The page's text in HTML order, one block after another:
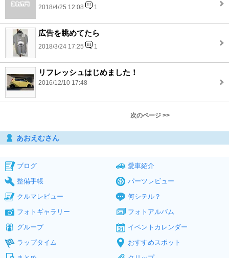
2018/4/25 12:08 1
広告を眺めてたら
2018/3/24 17:25 1
リフレッシュはじめました！
2016/12/10 17:48
次のページ >>
あおえむさん
ブログ
愛車紹介
整備手帳
パーツレビュー
クルマレビュー
何シテル？
フォトギャラリー
フォトアルバム
グループ
イベントカレンダー
ラップタイム
おすすめスポット